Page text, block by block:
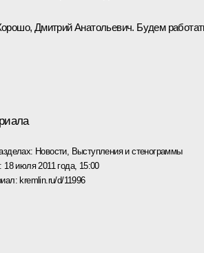
Дмитрий Анатольевич. Будем
Новости, Выступления и стенограммы
18 июля 2011 года, 15:00
kremlin.ru/d/11996